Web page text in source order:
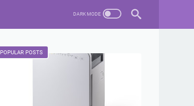
POPULAR POSTS